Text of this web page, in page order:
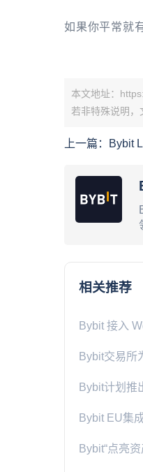
如果你平常就
本文地址：
若非特殊说明，
上一篇： Bybit
相关推荐
Bybit 接入
Bybit交易所
Bybit计划推
Bybit EU集
Bybit“点亮